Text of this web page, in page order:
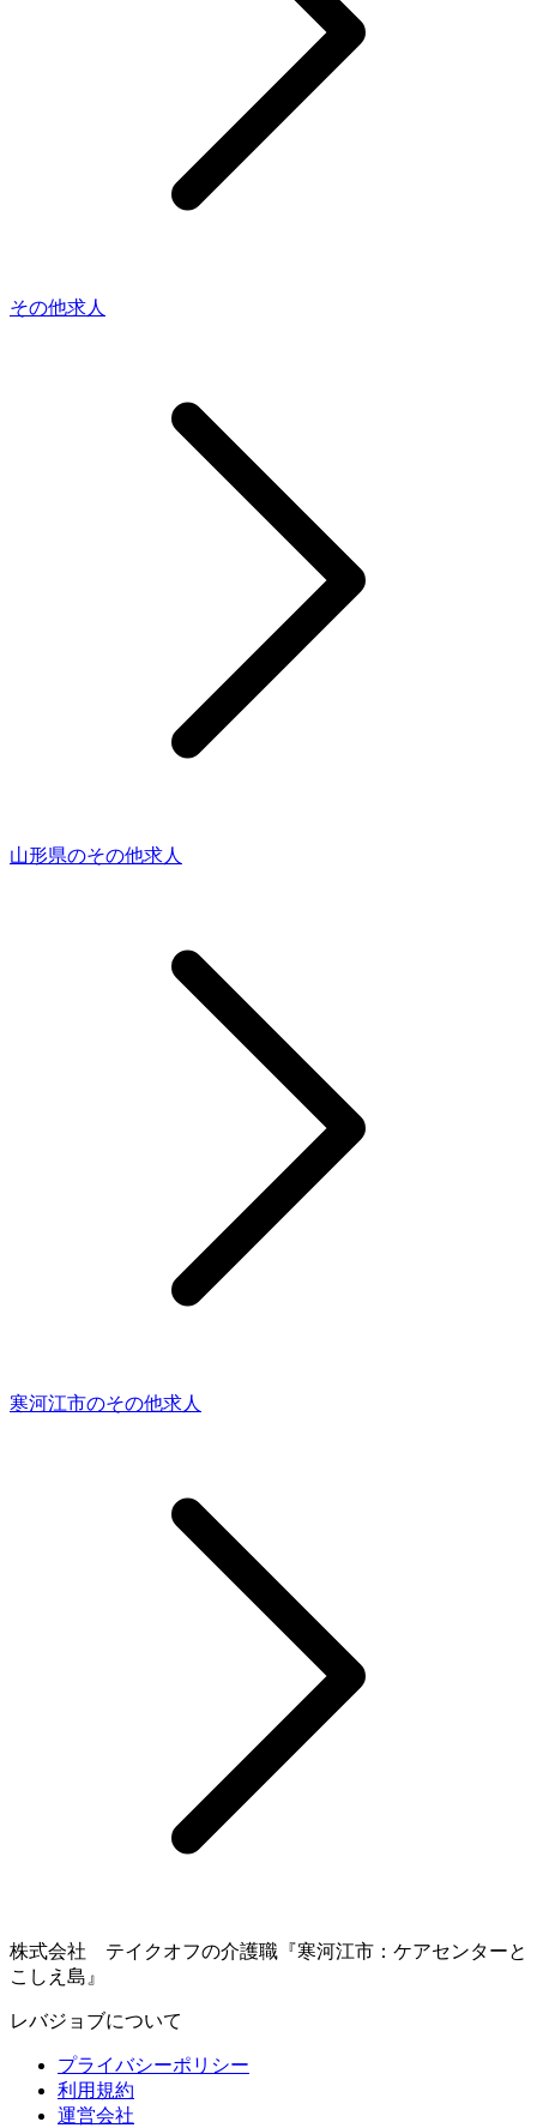
その他求人
山形県のその他求人
寒河江市のその他求人
株式会社 テイクオフの介護職『寒河江市：ケアセンターと
こしえ島』
レバジョブについて
プライバシーポリシー
利用規約
運営会社